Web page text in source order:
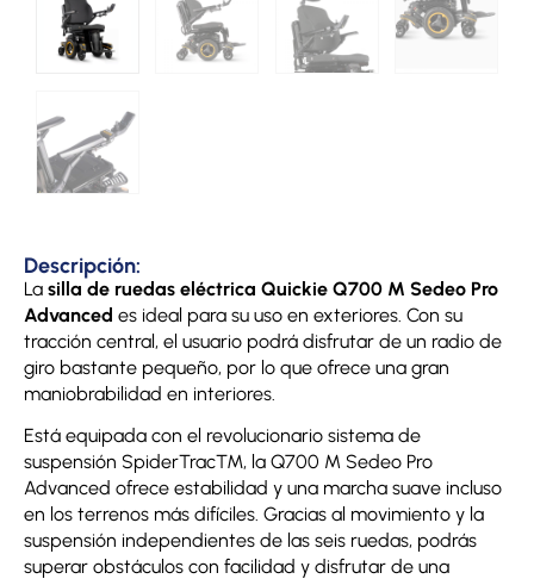
Descripción:
La silla de ruedas eléctrica Quickie Q700 M Sedeo Pro
Advanced es ideal para su uso en exteriores. Con su
tracción central, el usuario podrá disfrutar de un radio de
giro bastante pequeño, por lo que ofrece una gran
maniobrabilidad en interiores.
Está equipada con el revolucionario sistema de
suspensión SpiderTrac™, la Q700 M Sedeo Pro
Advanced ofrece estabilidad y una marcha suave incluso
en los terrenos más difíciles. Gracias al movimiento y la
suspensión independientes de las seis ruedas, podrás
superar obstáculos con facilidad y disfrutar de una